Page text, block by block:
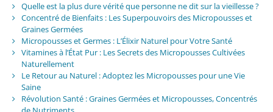
Quelle est la plus dure vérité que personne ne dit sur la vieillesse ?
Concentré de Bienfaits : Les Superpouvoirs des Micropousses et
Graines Germées
Micropousses et Germes : L’Élixir Naturel pour Votre Santé
Vitamines à l’État Pur : Les Secrets des Micropousses Cultivées
Naturellement
Le Retour au Naturel : Adoptez les Micropousses pour une Vie
Saine
Révolution Santé : Graines Germées et Micropousses, Concentrés